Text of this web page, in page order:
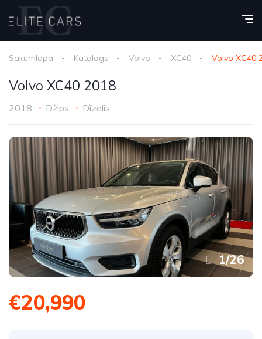
Sākumlapa Katalogs Volvo XC40 Volvo XC40
Volvo XC40 2018
2018 Džips Dīzelis
1/26
€20,990